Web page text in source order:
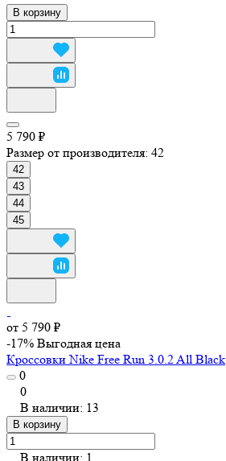
В корзину
5 790 ₽
Размер от производителя: 42
42
43
44
45
от 5 790 ₽
-17% Выгодная цена
Кроссовки Nike Free Run 3.0.2 All Black
0
0
В наличии: 13
В корзину
В наличии: 1